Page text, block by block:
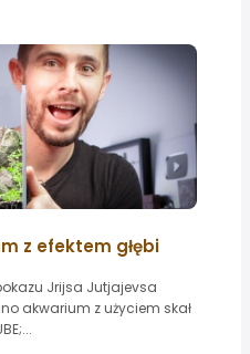
z efektem głębi
Jrijsa Jutjajevsa
akwarium z użyciem skał